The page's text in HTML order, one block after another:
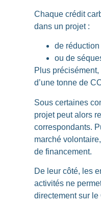
Chaque crédit
dans un projet:
de
ou de
Plus
d’une tonne de
Sous certaines
projet peut alors
correspondants.
marché
de financement.
De leur côté, les
activités ne
directement sur